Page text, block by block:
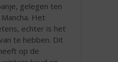
gelegen ten
Het
echter is het
te hebben. Dit
op de